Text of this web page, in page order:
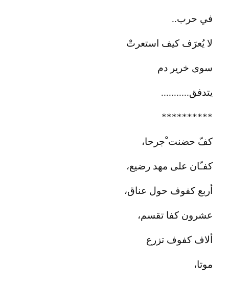
في حرب..
لا يُعرَف كيف استعرتْ
سوى خرير دم
يتدفق...........
**********
كفّ حضنت ْجرحا،
كفـّان على مهد رضيع،
أربع كفوف حول عناق،
عشرون كفا تقسم،
ألاف كفوف تزرع
موتا،